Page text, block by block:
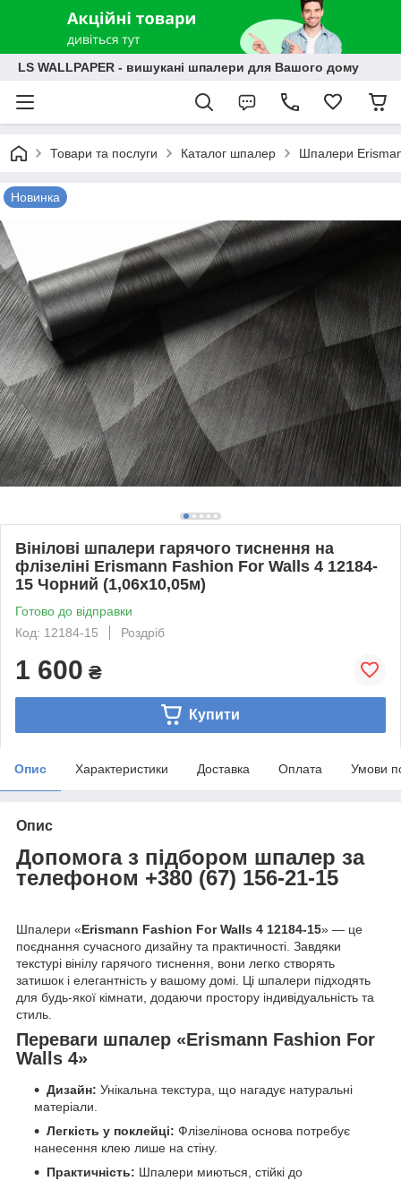
LS WALLPAPER - вишукані шпалери для Вашого дому
Товари та послуги Каталог шпалер Шпалери
Новинка
Вінілові шпалери гарячого тиснення на
флізеліні Erismann Fashion For Walls 4 12184-
15 Чорний (1,06х10,05м)
Готово до відправки
Код: 12184-15
Роздріб
1 600 ₴
Купити
Опис Характеристики Доставка Оплата Умови
Опис
Допомога з підбором шпалер за
телефоном +380 (67) 156-21-15
Шпалери «Erismann Fashion For Walls 4 12184-15» — це
поєднання сучасного дизайну та практичності. Завдяки
текстурі вінілу гарячого тиснення, вони легко створять
затишок і елегантність у вашому домі. Ці шпалери підходять
для будь-якої кімнати, додаючи простору індивідуальність та
стиль.
Переваги шпалер «Erismann Fashion For
Walls 4»
Дизайн: Унікальна текстура, що нагадує натуральні
матеріали.
Легкість у поклейці: Флізелінова основа потребує
нанесення клею лише на стіну.
Практичність: Шпалери миються, стійкі до